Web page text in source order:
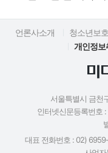
언론사소개 청소년보
개인정보
서울특별시 금천
인터넷신문등록번호
대표 전화번호 : 02)